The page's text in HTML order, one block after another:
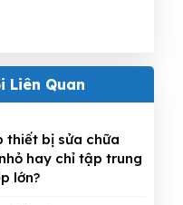
Liên Quan
thiết bị sửa chữa
hay chỉ tập trung
lớn?